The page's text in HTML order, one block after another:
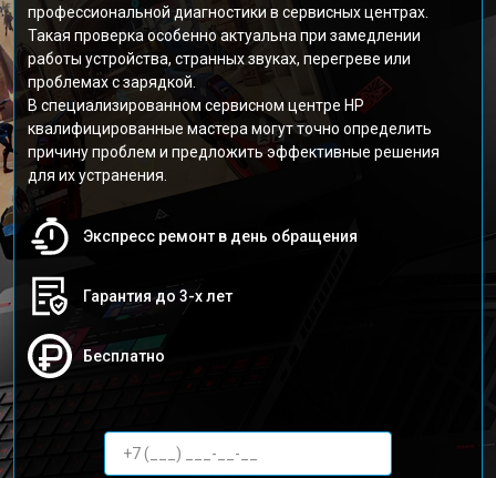
профессиональной диагностики в сервисных центрах.
Такая проверка особенно актуальна при замедлении
работы устройства, странных звуках, перегреве или
проблемах с зарядкой.
В специализированном сервисном центре HP
квалифицированные мастера могут точно определить
причину проблем и предложить эффективные решения
для их устранения.
Экспресс ремонт в день обращения
Гарантия до 3-х лет
Бесплатно